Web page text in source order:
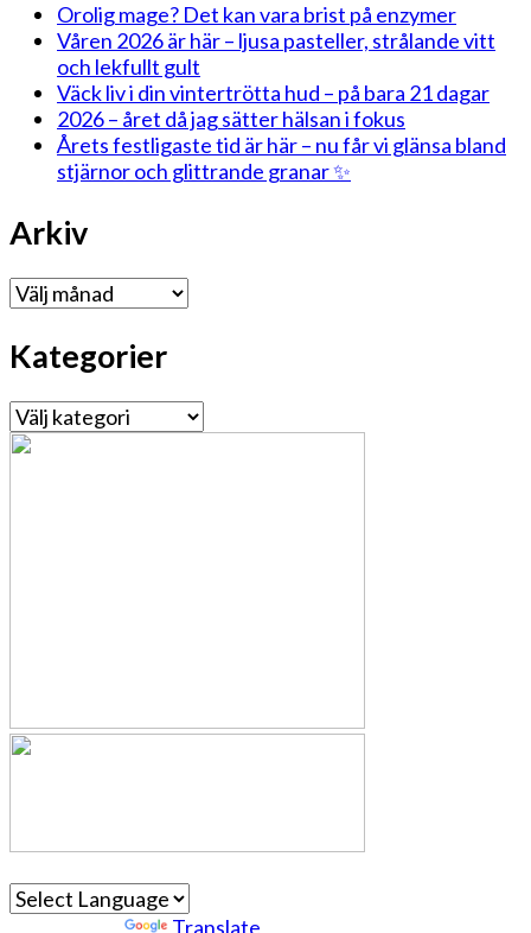
Orolig mage? Det kan vara brist på enzymer
Våren 2026 är här – ljusa pasteller, strålande vitt
och lekfullt gult
Väck liv i din vintertrötta hud – på bara 21 dagar
2026 – året då jag sätter hälsan i fokus
Årets festligaste tid är här – nu får vi glänsa bland
stjärnor och glittrande granar ✨
Arkiv
Arkiv
Kategorier
Kategorier
Translate